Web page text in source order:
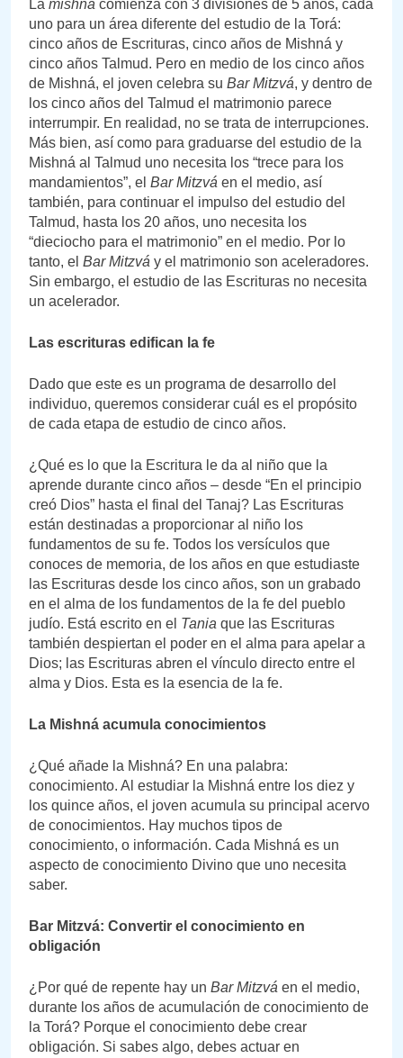
La mishná comienza con 3 divisiones de 5 años, cada
uno para un área diferente del estudio de la Torá:
cinco años de Escrituras, cinco años de Mishná y
cinco años Talmud. Pero en medio de los cinco años
de Mishná, el joven celebra su Bar Mitzvá, y dentro de
los cinco años del Talmud el matrimonio parece
interrumpir. En realidad, no se trata de interrupciones.
Más bien, así como para graduarse del estudio de la
Mishná al Talmud uno necesita los “trece para los
mandamientos”, el Bar Mitzvá en el medio, así
también, para continuar el impulso del estudio del
Talmud, hasta los 20 años, uno necesita los
“dieciocho para el matrimonio” en el medio. Por lo
tanto, el Bar Mitzvá y el matrimonio son aceleradores.
Sin embargo, el estudio de las Escrituras no necesita
un acelerador.
Las escrituras edifican la fe
Dado que este es un programa de desarrollo del
individuo, queremos considerar cuál es el propósito
de cada etapa de estudio de cinco años.
¿Qué es lo que la Escritura le da al niño que la
aprende durante cinco años – desde “En el principio
creó Dios” hasta el final del Tanaj? Las Escrituras
están destinadas a proporcionar al niño los
fundamentos de su fe. Todos los versículos que
conoces de memoria, de los años en que estudiaste
las Escrituras desde los cinco años, son un grabado
en el alma de los fundamentos de la fe del pueblo
judío. Está escrito en el Tania que las Escrituras
también despiertan el poder en el alma para apelar a
Dios; las Escrituras abren el vínculo directo entre el
alma y Dios. Esta es la esencia de la fe.
La Mishná acumula conocimientos
¿Qué añade la Mishná? En una palabra:
conocimiento. Al estudiar la Mishná entre los diez y
los quince años, el joven acumula su principal acervo
de conocimientos. Hay muchos tipos de
conocimiento, o información. Cada Mishná es un
aspecto de conocimiento Divino que uno necesita
saber.
Bar Mitzvá: Convertir el conocimiento en
obligación
¿Por qué de repente hay un Bar Mitzvá en el medio,
durante los años de acumulación de conocimiento de
la Torá? Porque el conocimiento debe crear
obligación. Si sabes algo, debes actuar en